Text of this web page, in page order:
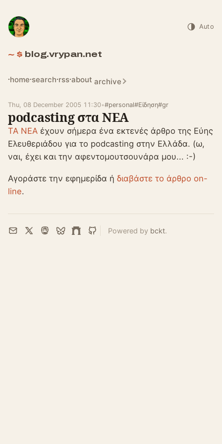
blog.vrypan.net
home search rss about archive
Auto
Thu, 08 December 2005 11:30•#personal#Είδηση#gr
podcasting στα ΝΕΑ
ΤΑ ΝΕΑ έχουν σήμερα ένα εκτενές άρθρο της Εύης
Ελευθεριάδου για το podcasting στην Ελλάδα. (ω,
ναι, έχει και την αφεντομουτσουνάρα μου... :-)
Αγοράστε την εφημερίδα ή διαβάστε το άρθρο on-
line.
Email
X Mastodon
BlueskyFarcaster
GitHub
Powered by bckt.